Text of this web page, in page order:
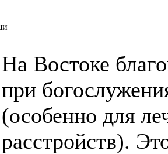
На Востоке
при
(особенно для
расстройств).